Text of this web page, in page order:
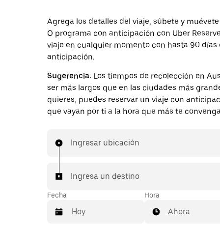
Agrega los detalles del viaje, súbete y
O programa con anticipación con Uber
viaje en cualquier momento con hasta 90 días
anticipación.
Sugerencia: Los tiempos de recolección en
ser más largos que en las ciudades más
quieres, puedes reservar un viaje con
que vayan por ti a la hora que más te
Ingresar ubicación
Ingresa un destino
Fecha Hora
Ahora